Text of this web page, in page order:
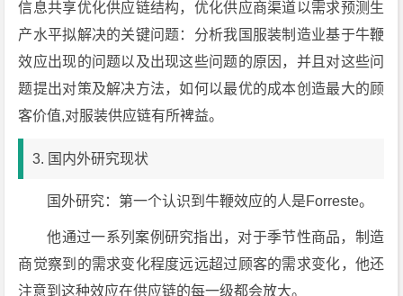
信息共享优化供应链结构，优化供应商渠道以需求预测生
产水平拟解决的关键问题：分析我国服装制造业基于牛鞭
效应出现的问题以及出现这些问题的原因，并且对这些问
题提出对策及解决方法，如何以最优的成本创造最大的顾
客价值,对服装供应链有所裨益。
3. 国内外研究现状
国外研究：第一个认识到牛鞭效应的人是Forreste。
他通过一系列案例研究指出，对于季节性商品，制造
商觉察到的需求变化程度远远超过顾客的需求变化，他还
注意到这种效应在供应链的每一级都会放大。